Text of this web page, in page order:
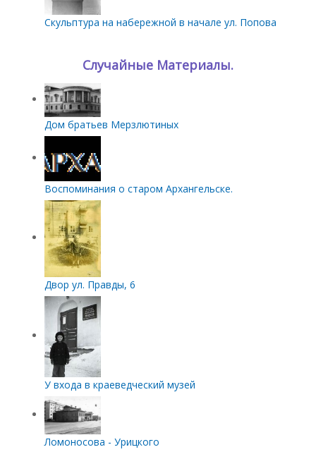
Скульптура на набережной в начале ул. Попова
Случайные Материалы.
Дом братьев Мерзлютиных
Воспоминания о старом Архангельске.
Двор ул. Правды, 6
У входа в краеведческий музей
Ломоносова - Урицкого